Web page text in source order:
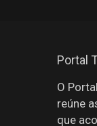
Portal
O
reúne
que